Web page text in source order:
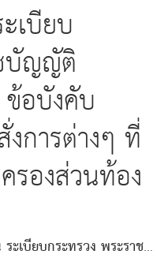
เบียบ
บัญญัติ
อบังคับ
การต่างๆ ที่
รองส่วนท้อง
ะเบียบกระทรวง พระราช